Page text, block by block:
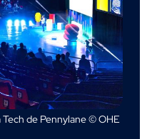
de Pennylane © OHE